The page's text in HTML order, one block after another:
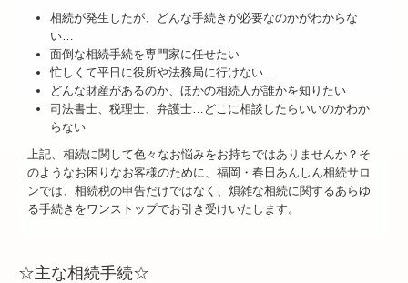
お客様の声
相談者の「ありがとう」の声
解決事例
サロン紹介
提携先士業の先生方
相続手続
相続が発生したが、どんな手続きが必要なのかがわからな
い…
面倒な相続手続を専門家に任せたい
忙しくて平日に役所や法務局に行けない…
どんな財産があるのか、ほかの相続人が誰かを知りたい
司法書士、税理士、弁護士…どこに相談したらいいのかわか
らない
上記、相続に関して色々なお悩みをお持ちではありませんか？そ
のようなお困りなお客様のために、福岡・春日あんしん相続サロ
ンでは、相続税の申告だけではなく、煩雑な相続に関するあらゆ
る手続きをワンストップでお引き受けいたします。
☆主な相続手続☆